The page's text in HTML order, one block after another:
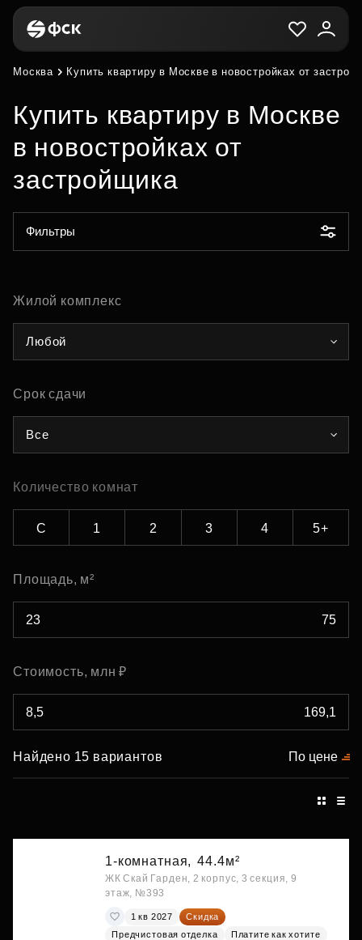
Москва Купить квартиру в Москве в новостройках от
Купить квартиру в Москве
в новостройках от
застройщика
Фильтры
Жилой комплекс
Любой
Срок сдачи
Все
Количество комнат
С 1 2 3 4 5+
Площадь, м²
Стоимость, млн ₽
Найдено 15 вариантов По цене
1-комнатная, 44.4м²
ЖК Скай Гарден, 2 корпус, 3 секция, 9
этаж, №393
1 кв 2027
Скидка
Предчистовая отделка
Платите как хотите